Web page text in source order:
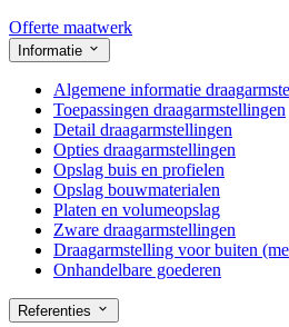
Offerte maatwerk
Informatie
Algemene informatie
Toepassingen draagarmstellingen
Detail draagarmstellingen
Opties draagarmstellingen
Opslag buis en profielen
Opslag bouwmaterialen
Platen en volumeopslag
Zware draagarmstellingen
Draagarmstelling voor buiten
Onhandelbare goederen
Referenties